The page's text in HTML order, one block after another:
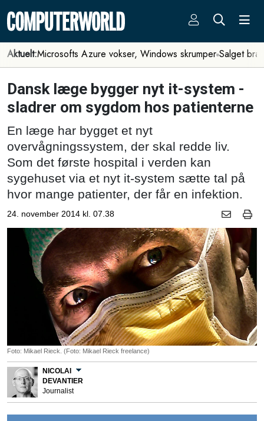
Aktuelt:Microsofts Azure vokser, Windows skrumper Salget
Dansk læge bygger nyt it-system -
sladrer om sygdom hos patienterne
En læge har bygget et nyt
overvågningssystem, der skal redde liv.
Som det første hospital i verden kan
sygehuset via et nyt it-system sætte tal på
hvor mange patienter, der får en infektion.
24. november 2014 kl. 07.38
Foto: Mikael Rieck. (Foto: Mikael Rieck freelance)
NICOLAI
DEVANTIER
Journalist